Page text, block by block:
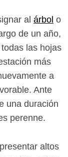
al árbol o
de un año,
las hojas
más
a
Ante
una duración
perenne.
altos